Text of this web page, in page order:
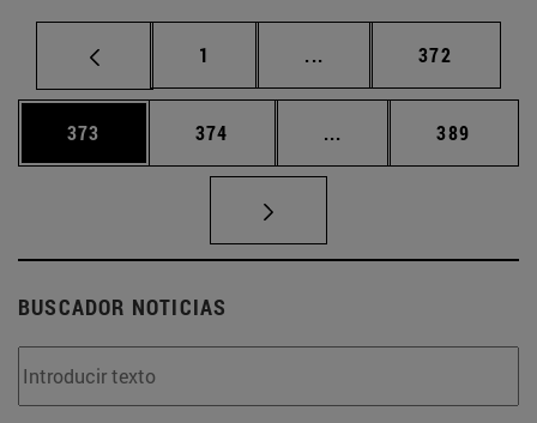
Página
1 ... Páginas intermedias
Página
372
Página
373 Página
374 ... Páginas intermedias
Página
389
BUSCADOR NOTICIAS